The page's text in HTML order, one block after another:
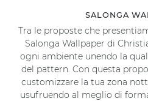
SALONGA
Tra le proposte che
Salonga Wallpaper di
ogni ambiente unendo la
del pattern. Con questa
customizzare la tua zona
usufruendo al meglio di